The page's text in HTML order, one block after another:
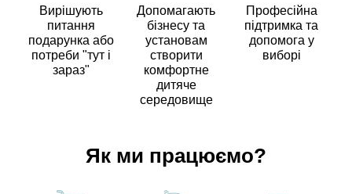
Вирішують
питання
подарунка або
потреби "тут і
зараз"
Допомагають
бізнесу та
установам
створити
комфортне
дитяче
середовище
Професійна
підтримка та
допомога у
виборі
Як ми працюємо?